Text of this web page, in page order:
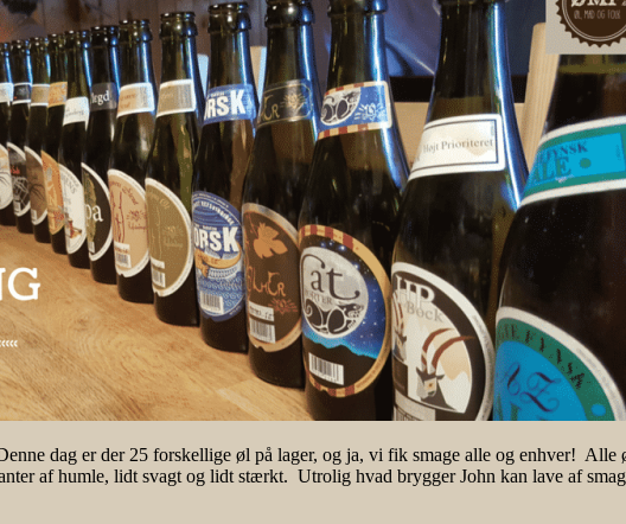
dag er der 25 forskellige øl på lager, og ja, vi fik smage alle og enhver!
af humle, lidt svagt og lidt stærkt. Utrolig hvad brygger John kan lave af